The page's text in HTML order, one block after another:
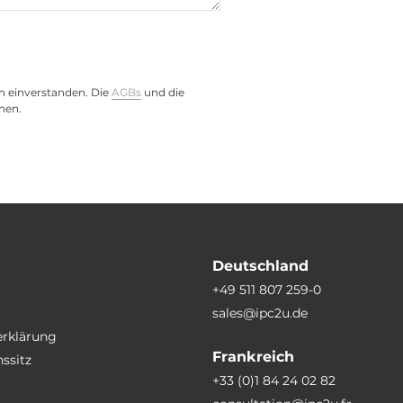
einverstanden. Die AGBs und die
Deutschland
+49 511 807 259-0
sales@ipc2u.de
Frankreich
+33 (0)1 84 24 02 82